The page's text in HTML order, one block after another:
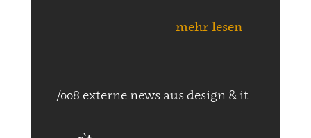
mehr lesen
/008 externe news aus design & it